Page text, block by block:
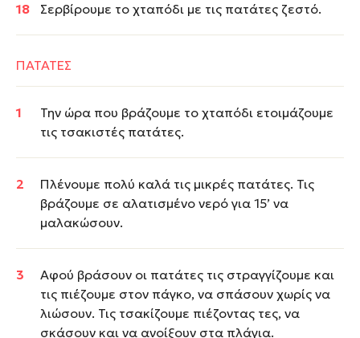
Σερβίρουμε το χταπόδι με τις πατάτες ζεστό.
ΠΑΤΑΤΕΣ
Την ώρα που βράζουμε το χταπόδι ετοιμάζουμε
τις τσακιστές πατάτες.
Πλένουμε πολύ καλά τις μικρές πατάτες. Τις
βράζουμε σε αλατισμένο νερό για 15’ να
μαλακώσουν.
Αφού βράσουν οι πατάτες τις στραγγίζουμε και
τις πιέζουμε στον πάγκο, να σπάσουν χωρίς να
λιώσουν. Τις τσακίζουμε πιέζοντας τες, να
σκάσουν και να ανοίξουν στα πλάγια.